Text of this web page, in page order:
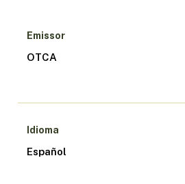
Emissor
OTCA
Idioma
Español